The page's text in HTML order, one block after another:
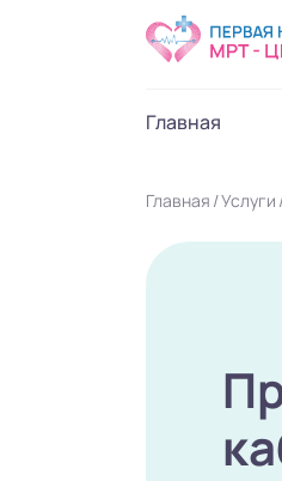
Главная
Главная Услуги